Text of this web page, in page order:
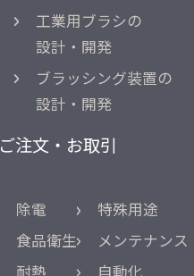
工業用ブラシの
設計・開発
ブラッシング装置の
設計・開発
ご注文・お取引
除電
食品衛生
耐熱
特殊用途
メンテナンス
自動化